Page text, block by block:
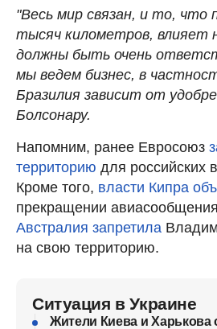
"Весь мир связан, и то, что
тысяч километров, влияет
должны быть очень
мы ведем бизнес, в
Бразилия зависит от
Болсонару.
Напомним, ранее Евросоюз
территорию для российских
Кроме того, власти Кипра
прекращении
Австралия запретила
на свою территорию.
Ситуация в Украине
Жители Киева и Харькова